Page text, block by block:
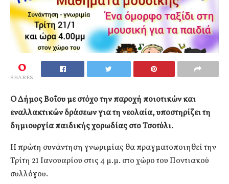
0
SHARES
Ο Δήμος Βοΐου με στόχο την παροχή ποιοτικών και
εναλλακτικών δράσεων για τη νεολαία, υποστηρίζει τη
δημιουργία παιδικής χορωδίας στο Τσοτύλι.
Η πρώτη συνάντηση γνωριμίας θα πραγματοποιηθεί την
Τρίτη 21 Ιανουαρίου στις 4 μ.μ. στο χώρο του Ποντιακού
συλλόγου.